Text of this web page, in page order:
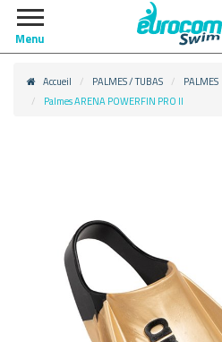
Menu
Accueil PALMES / TUBAS
PALMES
Palmes ARENA POWERFIN PRO II